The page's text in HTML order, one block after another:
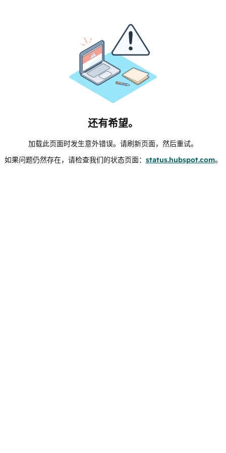
还有希望。
加载此页面时发生意外错误。请刷新页面，然后重试。
如果问题仍然存在，请检查我们的状态页面： status.hubspot.com。